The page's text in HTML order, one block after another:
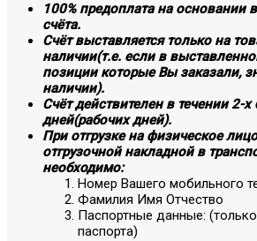
100% предоплата на основании
счёта.
Счёт выставляется только на
наличии(т.е. если в
позиции которые Вы заказали,
наличии).
Счёт действителен в течении 2-х
дней(рабочих дней).
При отгрузке на физическое
отгрузочной накладной в
необходимо:
Номер Вашего мобильного
Фамилия Имя Отчество
Паспортные данные:
паспорта)